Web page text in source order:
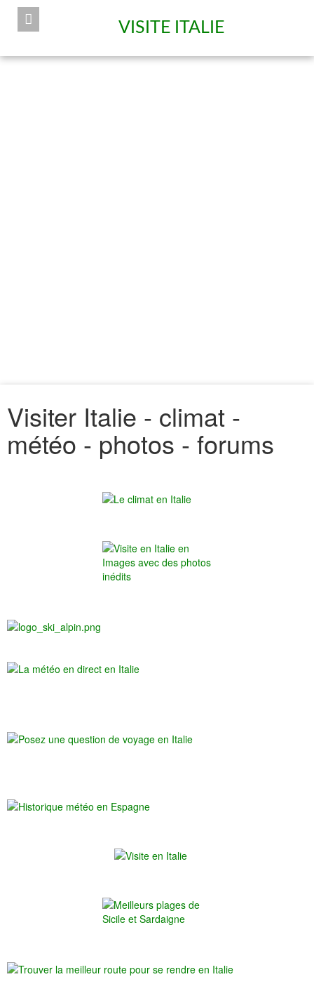
VISITE ITALIE
Visiter Italie - climat -
météo - photos - forums